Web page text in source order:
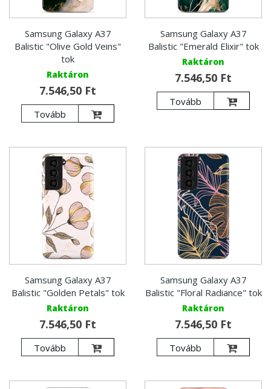
Samsung Galaxy A37
Balistic "Olive Gold Veins"
tok
Raktáron
7.546,50 Ft
Tovább
Samsung Galaxy A37
Balistic "Emerald Elixir" tok
Raktáron
7.546,50 Ft
Tovább
Samsung Galaxy A37
Balistic "Golden Petals" tok
Raktáron
7.546,50 Ft
Tovább
Samsung Galaxy A37
Balistic "Floral Radiance" tok
Raktáron
7.546,50 Ft
Tovább